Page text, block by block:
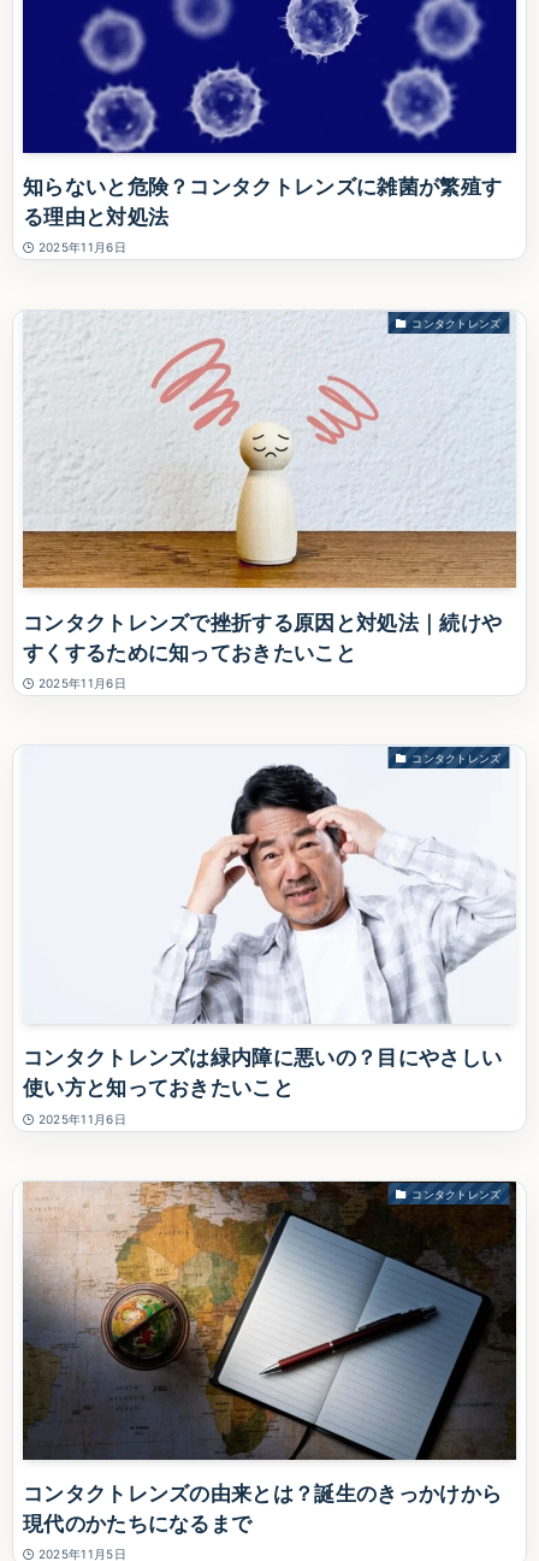
知らないと危険？コンタクトレンズに雑菌が繁殖す
る理由と対処法
2025年11月6日
コンタクトレンズ
コンタクトレンズで挫折する原因と対処法｜続けや
すくするために知っておきたいこと
2025年11月6日
コンタクトレンズ
コンタクトレンズは緑内障に悪いの？目にやさしい
使い方と知っておきたいこと
2025年11月6日
コンタクトレンズ
コンタクトレンズの由来とは？誕生のきっかけから
現代のかたちになるまで
2025年11月5日